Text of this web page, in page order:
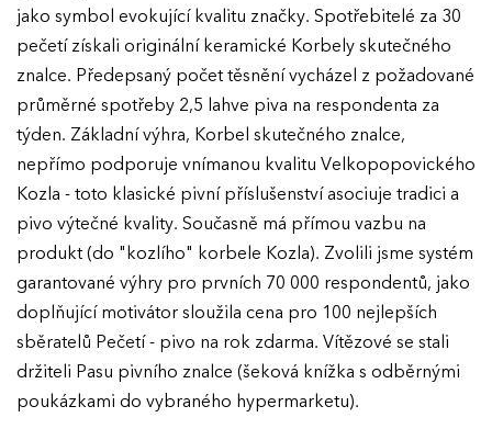
jako symbol evokující kvalitu značky. Spotřebitelé za 30
pečetí získali originální keramické Korbely skutečného
znalce. Předepsaný počet těsnění vycházel z požadované
průměrné spotřeby 2,5 lahve piva na respondenta za
týden. Základní výhra, Korbel skutečného znalce,
nepřímo podporuje vnímanou kvalitu Velkopopovického
Kozla - toto klasické pivní příslušenství asociuje tradici a
pivo výtečné kvality. Současně má přímou vazbu na
produkt (do "kozlího" korbele Kozla). Zvolili jsme systém
garantované výhry pro prvních 70 000 respondentů, jako
doplňující motivátor sloužila cena pro 100 nejlepších
sběratelů Pečetí - pivo na rok zdarma. Vítězové se stali
držiteli Pasu pivního znalce (šeková knížka s odběrnými
poukázkami do vybraného hypermarketu).